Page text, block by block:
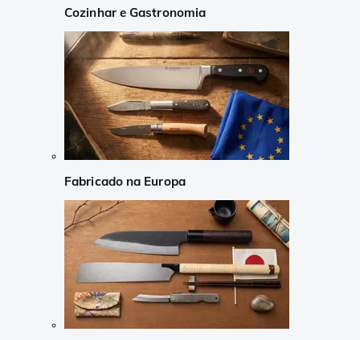
Cozinhar e Gastronomia
Fabricado na Europa